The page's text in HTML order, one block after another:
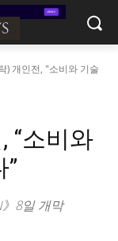
) 개인전, "소비와 기술
“소비와
》8일 개막